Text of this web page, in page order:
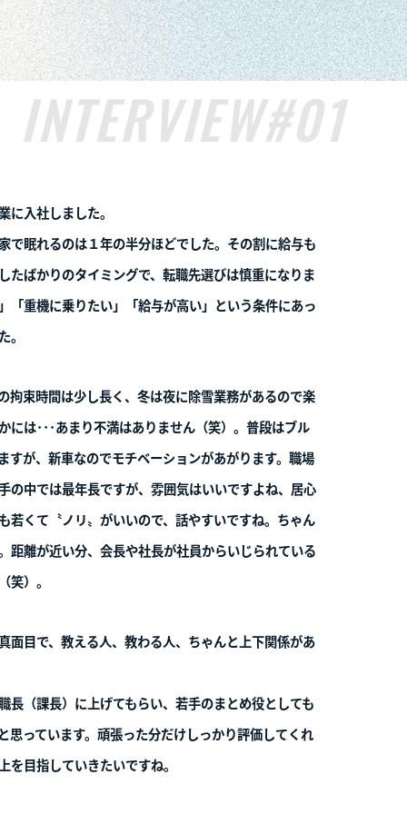
オペレーター
吏来也
重機オペレータ
高田 祐汰
#06
レーター
悠人